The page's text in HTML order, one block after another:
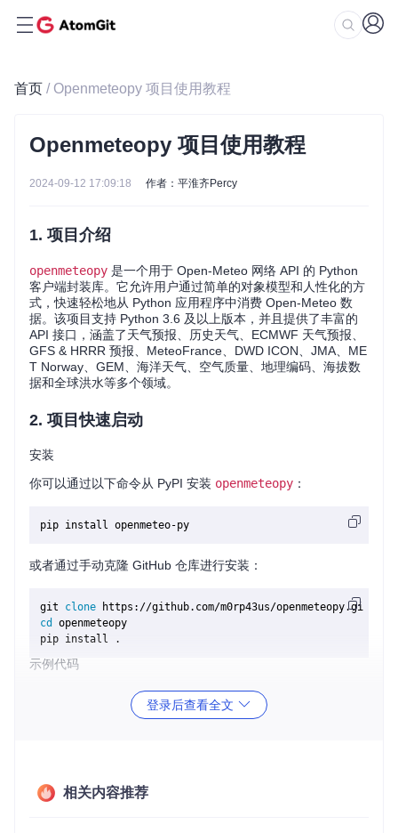
首页 / Openmeteopy 项目使用教程
Openmeteopy 项目使用教程
2024-09-12 17:09:18 作者：平淮齐Percy
1. 项目介绍
openmeteopy 是一个用于 Open-Meteo 网络 API 的 Python
客户端封装库。它允许用户通过简单的对象模型和人性化的方
式，快速轻松地从 Python 应用程序中消费 Open-Meteo 数
据。该项目支持 Python 3.6 及以上版本，并且提供了丰富的
API 接口，涵盖了天气预报、历史天气、ECMWF 天气预报、
GFS & HRRR 预报、MeteoFrance、DWD ICON、JMA、ME
T Norway、GEM、海洋天气、空气质量、地理编码、海拔数
据和全球洪水等多个领域。
2. 项目快速启动
安装
你可以通过以下命令从 PyPI 安装 openmeteopy ：
或者通过手动克隆 GitHub 仓库进行安装：
git clone
cd
openmeteopy
示例代码
以下是一个简单的示例，展示如何使用openmeteopy
# 设置地理位置（例如：摩洛哥拉巴特）
latitude = 33.9842
登录后查看全文
相关内容推荐